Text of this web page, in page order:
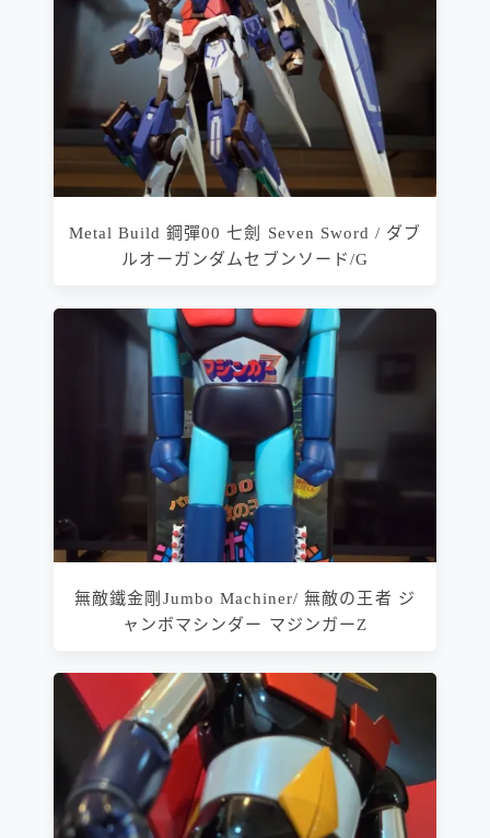
Metal Build 鋼彈00 七劍 Seven Sword / ダブ
ルオーガンダムセブンソード/G
無敵鐵金剛Jumbo Machiner/ 無敵の王者 ジ
ャンボマシンダー マジンガーZ